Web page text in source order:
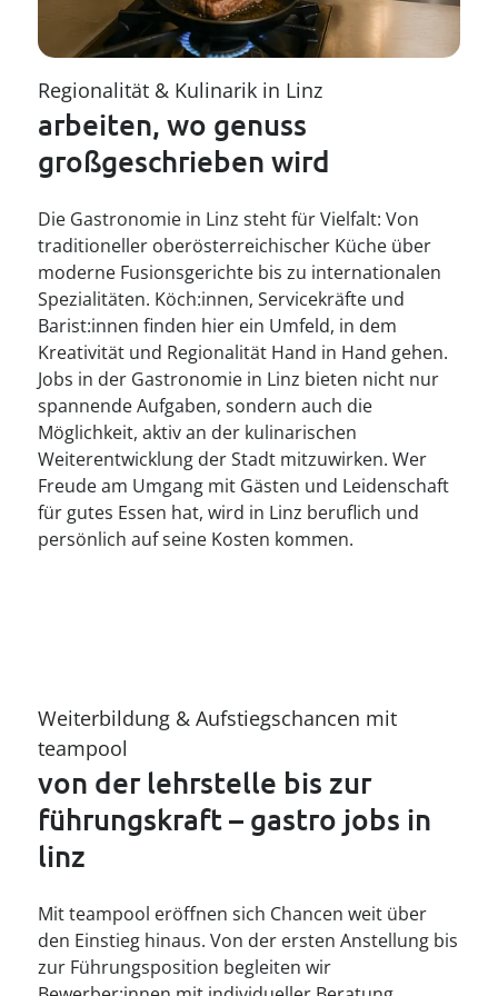
--
Vorarlberg
Wien
Regionalität & Kulinarik in Linz
arbeiten, wo genuss
großgeschrieben wird
Die Gastronomie in Linz steht für Vielfalt: Von
traditioneller oberösterreichischer Küche über
moderne Fusionsgerichte bis zu internationalen
Spezialitäten. Köch:innen, Servicekräfte und
Barist:innen finden hier ein Umfeld, in dem
Kreativität und Regionalität Hand in Hand gehen.
Jobs in der Gastronomie in Linz bieten nicht nur
spannende Aufgaben, sondern auch die
Möglichkeit, aktiv an der kulinarischen
Weiterentwicklung der Stadt mitzuwirken. Wer
Freude am Umgang mit Gästen und Leidenschaft
für gutes Essen hat, wird in Linz beruflich und
persönlich auf seine Kosten kommen.
Weiterbildung & Aufstiegschancen mit
teampool
von der lehrstelle bis zur
führungskraft – gastro jobs in
linz
Mit teampool eröffnen sich Chancen weit über
den Einstieg hinaus. Von der ersten Anstellung bis
zur Führungsposition begleiten wir